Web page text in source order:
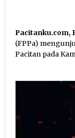
Pacitanku.com,
(FPPa)
Pacitan pada